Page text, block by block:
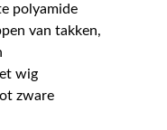
polyamide
van takken,
wig
zware